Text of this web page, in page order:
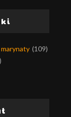
marynaty (109)